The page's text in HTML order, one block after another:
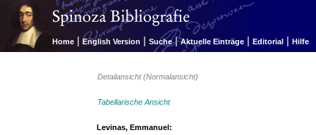
Home | English Version | Suche | Aktuelle Einträge | Editorial | Hilfe
Detailansicht (Normalansicht)
Tabellarische Ansicht
Levinas, Emmanuel: